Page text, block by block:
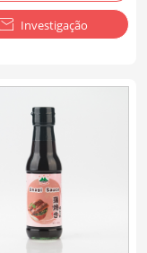
 Investigação